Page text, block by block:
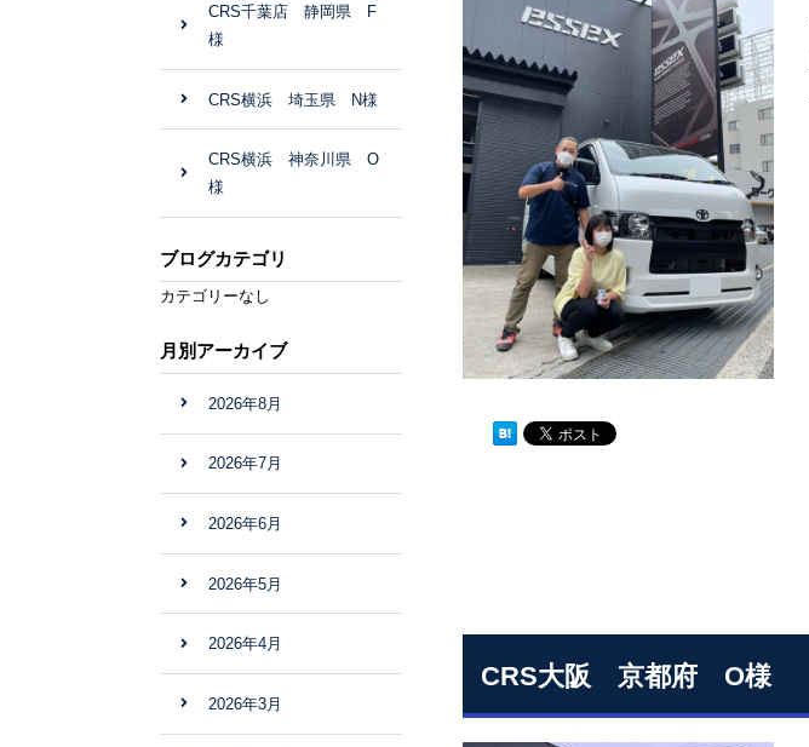
CRS大阪 京都府 O様
CRS千葉店 静岡県 F
様
CRS横浜 埼玉県 N様
CRS横浜 神奈川県 O
様
ブログカテゴリ
カテゴリーなし
月別アーカイブ
2026年8月
2026年7月
2026年6月
2026年5月
2026年4月
2026年3月